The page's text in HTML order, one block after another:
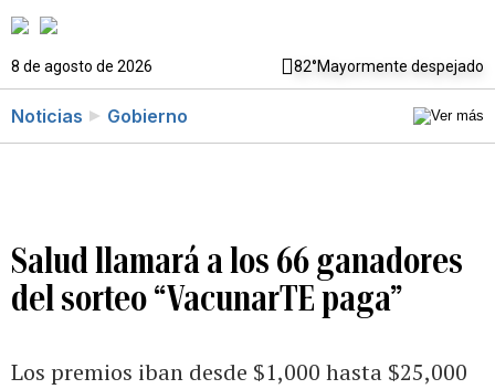
8 de agosto de 2026 82°Mayormente despejado
Noticias Gobierno
Salud llamará a los 66 ganadores
del sorteo “VacunarTE paga”
Los premios iban desde $1,000 hasta $25,000